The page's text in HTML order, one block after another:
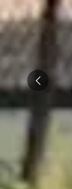
Prev